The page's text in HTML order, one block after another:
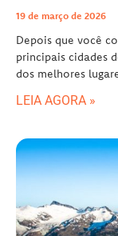
19 de março de 2026
Depois que você
principais cidades
dos melhores
LEIA AGORA »